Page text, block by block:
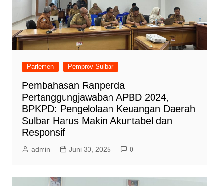
Parlemen Pemprov Sulbar
Pembahasan Ranperda
Pertanggungjawaban APBD 2024,
BPKPD: Pengelolaan Keuangan Daerah
Sulbar Harus Makin Akuntabel dan
Responsif
admin Juni 30, 2025 0